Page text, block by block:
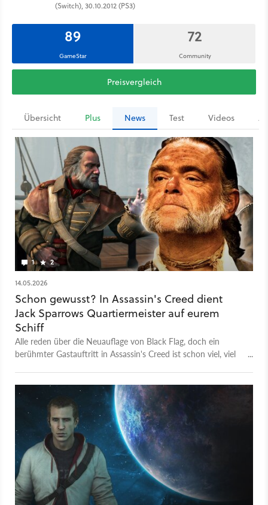
(Switch), 30.10.2012 (PS3)
89
GameStar
72
Community
Preisvergleich
Übersicht Plus News Test Videos
1 2
14.05.2026
Schon gewusst? In Assassin's Creed dient
Jack Sparrows Quartiermeister auf eurem
Schiff
Alle reden über die Neuauflage von Black Flag, doch ein
berühmter Gastauftritt in Assassin's Creed ist schon viel, viel